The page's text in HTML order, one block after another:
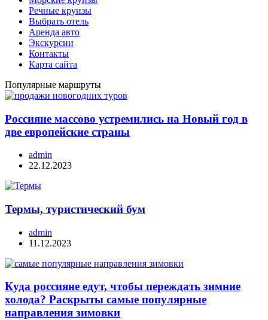
Речные круизы
Выбрать отель
Аренда авто
Экскурсии
Контакты
Карта сайта
Популярные маршруты
Россияне массово устремились на Новый год в
две европейские страны
admin
22.12.2023
Термы, туристический бум
admin
11.12.2023
Куда россияне едут, чтобы переждать зимние
холода? Раскрыты самые популярные
направления зимовки